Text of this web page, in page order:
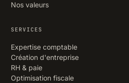
Nos valeurs
SERVICES
Expertise comptable
Création d'entreprise
RH & paie
Optimisation fiscale